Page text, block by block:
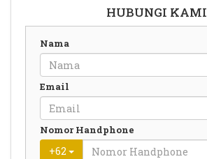
HUBUNGI KAMI
Nama
Email
Nomor Handphone
+62